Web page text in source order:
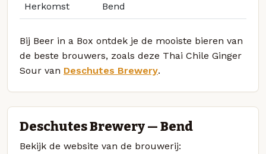
Herkomst Bend
Bij Beer in a Box ontdek je de mooiste bieren van
de beste brouwers, zoals deze Thai Chile Ginger
Sour van Deschutes Brewery.
Deschutes Brewery — Bend
Bekijk de website van de brouwerij: